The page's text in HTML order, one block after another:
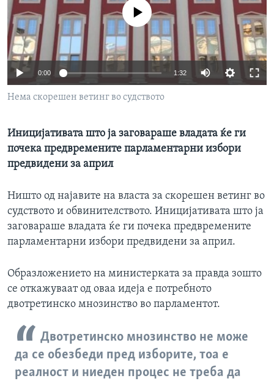
ИНТЕРВЈУА
Јазици
No media source currently available
0:00 1:32
Нема скорешен ветинг во судството
Иницијативата што ја заговараше владата ќе ги
почека предвремените парламентарни избори
предвидени за април
Ништо од најавите на власта за скорешен ветинг во
судството и обвинителството. Иницијативата што ја
заговараше владата ќе ги почека предвремените
парламентарни избори предвидени за април.
Образложението на министерката за правда зошто
се откажуваат од оваа идеја е потребното
двотретинско мнозинство во парламентот.
Двотретинско мнозинство не може
да се обезбеди пред изборите, тоа е
реалност и ниеден процес не треба да